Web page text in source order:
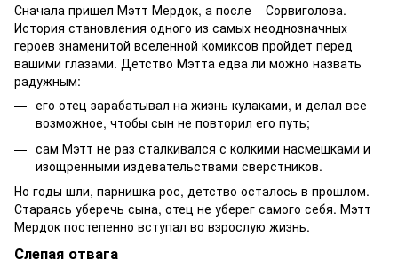
Сначала пришел Мэтт Мердок, а после – Сорвиголова.
История становления одного из самых неоднозначных
героев знаменитой вселенной комиксов пройдет перед
вашими глазами. Детство Мэтта едва ли можно назвать
радужным:
его отец зарабатывал на жизнь кулаками, и делал все
возможное, чтобы сын не повторил его путь;
сам Мэтт не раз сталкивался с колкими насмешками и
изощренными издевательствами сверстников.
Но годы шли, парнишка рос, детство осталось в прошлом.
Стараясь уберечь сына, отец не уберег самого себя. Мэтт
Мердок постепенно вступал во взрослую жизнь.
Слепая отвага